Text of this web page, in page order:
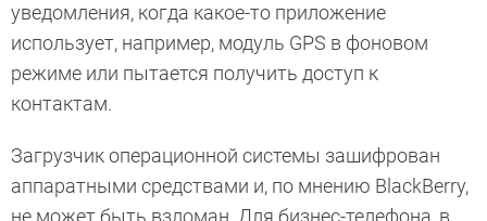
уведомления, когда какое-то приложение
использует, например, модуль GPS в фоновом
режиме или пытается получить доступ к
контактам.
Загрузчик операционной системы зашифрован
аппаратными средствами и, по мнению BlackBerry,
не может быть взломан. Для бизнес-телефона, в